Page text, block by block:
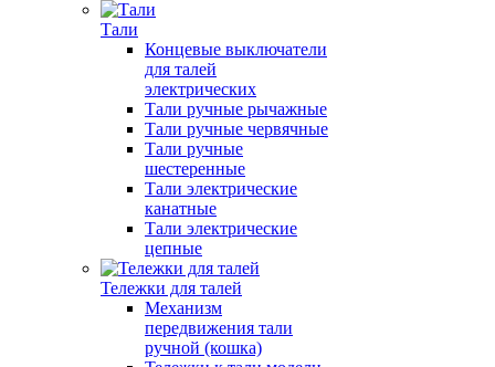
Тали
Концевые выключатели
для талей
электрических
Тали ручные рычажные
Тали ручные червячные
Тали ручные
шестеренные
Тали электрические
канатные
Тали электрические
цепные
Тележки для талей
Механизм
передвижения тали
ручной (кошка)